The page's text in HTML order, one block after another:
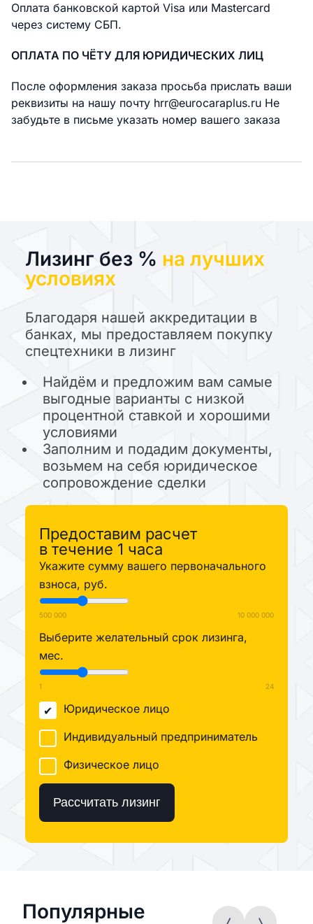
Оплата банковской картой Visa или Mastercard
через систему СБП.
ОПЛАТА ПО ЧЁТУ ДЛЯ ЮРИДИЧЕСКИХ ЛИЦ
После оформления заказа просьба прислать ваши
реквизиты на нашу почту hrr@eurocaraplus.ru Не
забудьте в письме указать номер вашего заказа
Лизинг без % на лучших
условиях
Благодаря нашей аккредитации в
банках, мы предоставляем покупку
спецтехники в лизинг
Найдём и предложим вам самые
выгодные варианты с низкой
процентной ставкой и хорошими
условиями
Заполним и подадим документы,
возьмем на себя юридическое
сопровождение сделки
Предоставим расчет
в течение 1 часа
Укажите сумму вашего первоначального
взноса, руб.
500 000 10 000 000
Выберите желательный срок лизинга,
мес.
1 24
Юридическое лицо
Индивидуальный предприниматель
Физическое лицо
Рассчитать лизинг
Популярные